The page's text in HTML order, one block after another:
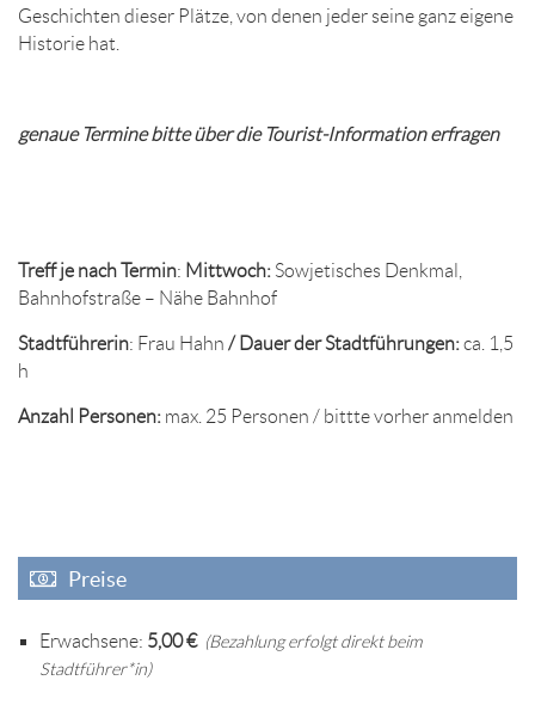
Geschichten dieser Plätze, von denen jeder seine ganz eigene
Historie hat.
genaue Termine bitte über die Tourist-Information erfragen
Treff je nach Termin: Mittwoch: Sowjetisches Denkmal,
Bahnhofstraße – Nähe Bahnhof
Stadtführerin: Frau Hahn / Dauer der Stadtführungen:ca. 1,5
h
Anzahl Personen: max. 25 Personen / bittte vorher anmelden
Preise
Erwachsene: 5,00 €(Bezahlung erfolgt direkt beim
Stadtführer*in)